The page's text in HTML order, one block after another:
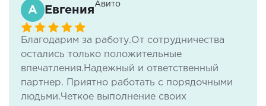
Евгения
Авито
Благодарим за работу.От сотрудничества
остались только положительные
впечатления.Надежный и ответственный
партнер. Приятно работать с порядочными
людьми.Четкое выполнение своих